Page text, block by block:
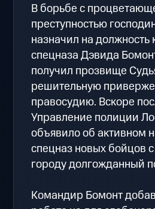
В борьбе с
преступностью
назначил на
спецназа Дэвида
получил прозвище
решительную
правосудию. Вскоре
Управление полиции
объявило об активном
спецназ новых бойцов
городу долгожданный
Командир Бомонт